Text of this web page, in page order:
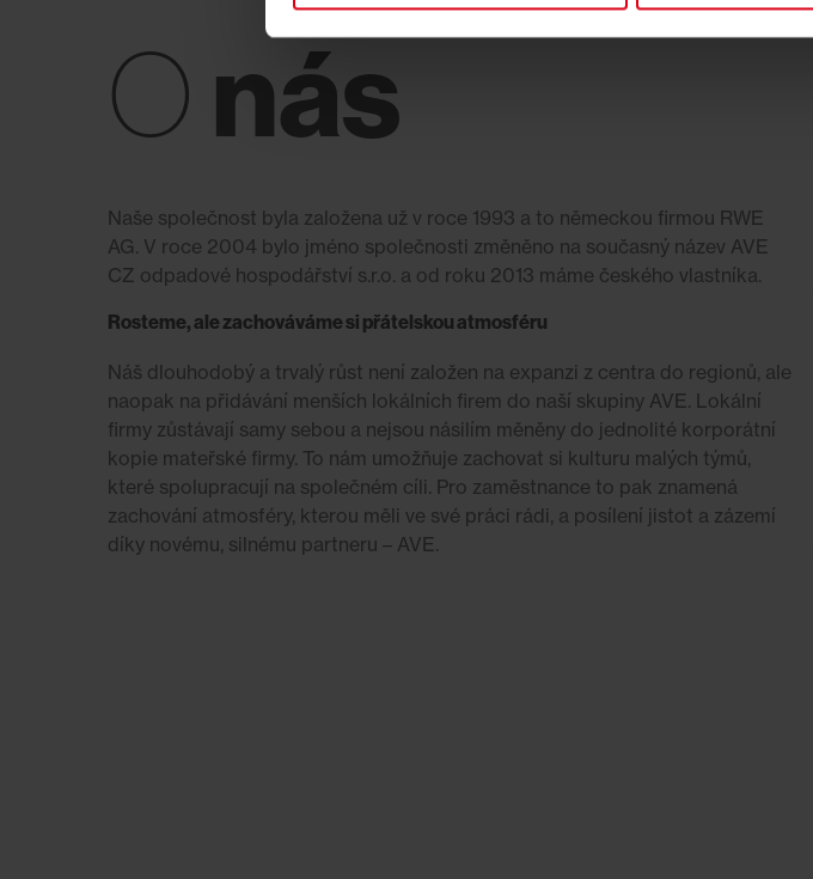
O nás
Naše společnost byla založena už v roce 1993 a to německou firmou RWE
AG. V roce 2004 bylo jméno společnosti změněno na současný název AVE
CZ odpadové hospodářství s.r.o. a od roku 2013 máme českého vlastníka.
Rosteme, ale zachováváme si přátelskou atmosféru
Náš dlouhodobý a trvalý růst není založen na expanzi z centra do regionů, ale
naopak na přidávání menších lokálních firem do naší skupiny AVE. Lokální
firmy zůstávají samy sebou a nejsou násilím měněny do jednolité korporátní
kopie mateřské firmy. To nám umožňuje zachovat si kulturu malých týmů,
které spolupracují na společném cíli. Pro zaměstnance to pak znamená
zachování atmosféry, kterou měli ve své práci rádi, a posílení jistot a zázemí
díky novému, silnému partneru – AVE.